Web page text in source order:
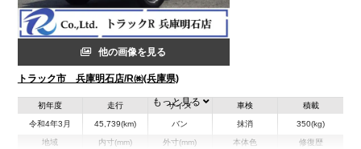
他の画像を見る
トラック市 兵庫明石店/R㈱(兵庫県)
初年度
令和4年3月
走行
45,739(km)
サイズ
バン
車検
抹消
積載
350(kg)
地域 内寸(mm) 外寸(mm) 本体色 修復歴
もっと見る